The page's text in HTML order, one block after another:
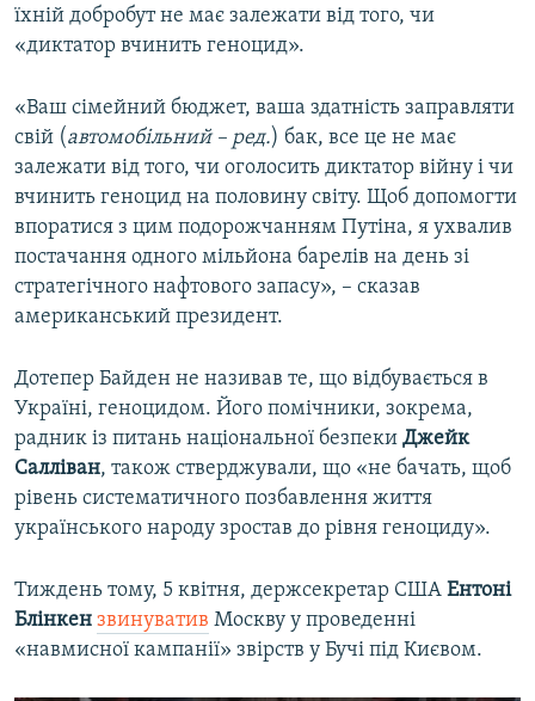
їхній добробут не має залежати від того, чи
«диктатор вчинить геноцид».
«Ваш сімейний бюджет, ваша здатність заправляти
свій (автомобільний – ред.) бак, все це не має
залежати від того, чи оголосить диктатор війну і чи
вчинить геноцид на половину світу. Щоб допомогти
впоратися з цим подорожчанням Путіна, я ухвалив
постачання одного мільйона барелів на день зі
стратегічного нафтового запасу», – сказав
американський президент.
Дотепер Байден не називав те, що відбувається в
Україні, геноцидом. Його помічники, зокрема,
радник із питань національної безпеки Джейк
Салліван, також стверджували, що «не бачать, щоб
рівень систематичного позбавлення життя
українського народу зростав до рівня геноциду».
Тиждень тому, 5 квітня, держсекретар США Ентоні
Блінкен звинуватив Москву у проведенні
«навмисної кампанії» звірств у Бучі під Києвом.